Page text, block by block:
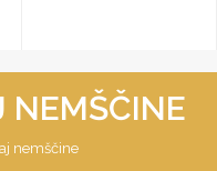
NEMŠČINE
nemščine